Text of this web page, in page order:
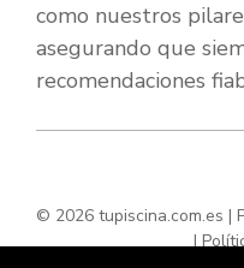
como nuestros
asegurando que
recomendaciones
© 2026 tupiscina.com.es |
|